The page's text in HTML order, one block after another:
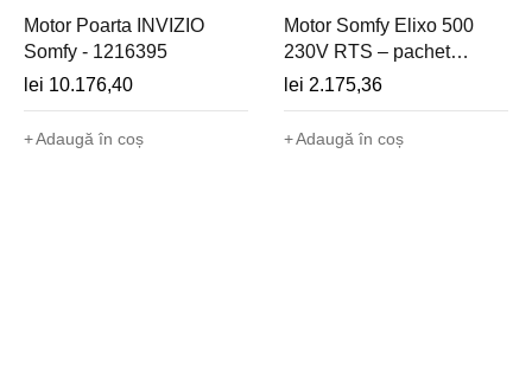
Motor Poarta INVIZIO
Somfy - 1216395
lei 10.176,40
Adaugă în coș
Motor Somfy Elixo 500
230V RTS – pachet
Standard pentru poartă
lei 2.175,36
Adaugă în coș